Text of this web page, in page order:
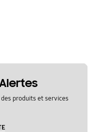
produits et services